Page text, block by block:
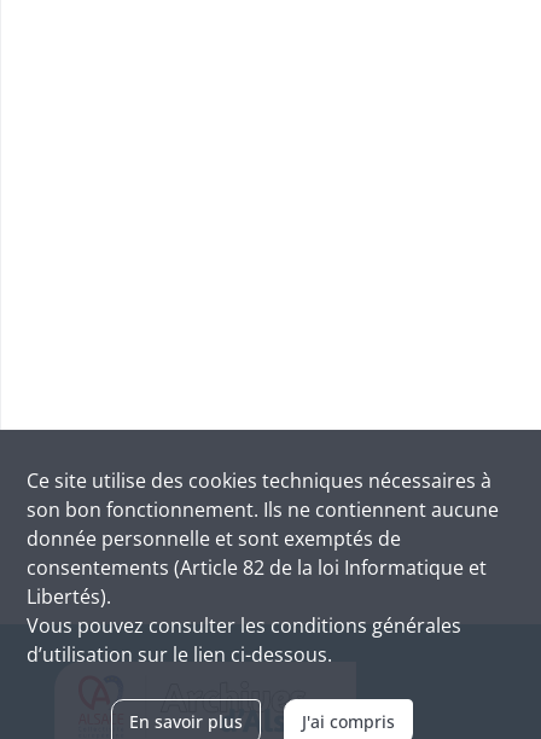
Ce site utilise des cookies techniques nécessaires à
son bon fonctionnement. Ils ne contiennent aucune
donnée personnelle et sont exemptés de
consentements (Article 82 de la loi Informatique et
Libertés).
Vous pouvez consulter les conditions générales
d’utilisation sur le lien ci-dessous.
En savoir plus J'ai compris